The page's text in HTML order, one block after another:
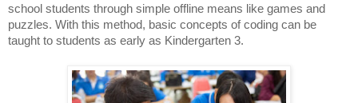
school students through simple offline means like games and
puzzles. With this method, basic concepts of coding can be
taught to students as early as Kindergarten 3.